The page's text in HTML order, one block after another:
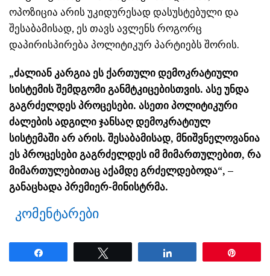
ოპოზიცია არის უკიდურესად დასუსტებული და
შესაბამისად, ეს თავს ავლენს როგორც
დაპირისპირება პოლიტიკურ პარტიებს შორის.
„ძალიან კარგია ეს ქართული დემოკრატიული
სისტემის შემდგომი განმტკიცებისთვის. ასე უნდა
გაგრძელდეს პროცესები. ასეთი პოლიტიკური
ძალების ადგილი ჯანსაღ დემოკრატიულ
სისტემაში არ არის. შესაბამისად, მნიშვნელოვანია
ეს პროცესები გაგრძელდეს იმ მიმართულებით, რა
მიმართულებითაც აქამდე გრძელდებოდა“, –
განაცხადა პრემიერ-მინისტრმა.
კომენტარები